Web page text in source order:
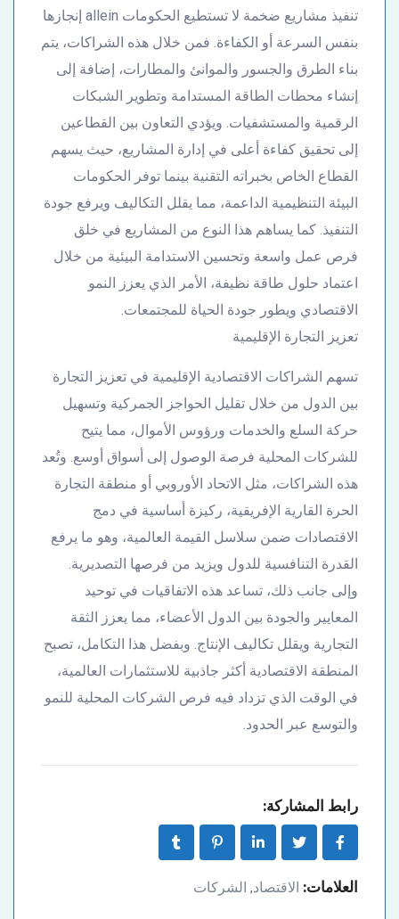
تنفيذ مشاريع ضخمة لا تستطيع الحكومات allein إنجازها
بنفس السرعة أو الكفاءة. فمن خلال هذه الشراكات، يتم
بناء الطرق والجسور والموانئ والمطارات، إضافة إلى
إنشاء محطات الطاقة المستدامة وتطوير الشبكات
الرقمية والمستشفيات. ويؤدي التعاون بين القطاعين
إلى تحقيق كفاءة أعلى في إدارة المشاريع، حيث يسهم
القطاع الخاص بخبراته التقنية بينما توفر الحكومات
البيئة التنظيمية الداعمة، مما يقلل التكاليف ويرفع جودة
التنفيذ. كما يساهم هذا النوع من المشاريع في خلق
فرص عمل واسعة وتحسين الاستدامة البيئية من خلال
اعتماد حلول طاقة نظيفة، الأمر الذي يعزز النمو
الاقتصادي ويطور جودة الحياة للمجتمعات.
تعزيز التجارة الإقليمية
تسهم الشراكات الاقتصادية الإقليمية في تعزيز التجارة
بين الدول من خلال تقليل الحواجز الجمركية وتسهيل
حركة السلع والخدمات ورؤوس الأموال، مما يتيح
للشركات المحلية فرصة الوصول إلى أسواق أوسع. وتُعد
هذه الشراكات، مثل الاتحاد الأوروبي أو منطقة التجارة
الحرة القارية الإفريقية، ركيزة أساسية في دمج
الاقتصادات ضمن سلاسل القيمة العالمية، وهو ما يرفع
القدرة التنافسية للدول ويزيد من فرصها التصديرية.
وإلى جانب ذلك، تساعد هذه الاتفاقيات في توحيد
المعايير والجودة بين الدول الأعضاء، مما يعزز الثقة
التجارية ويقلل تكاليف الإنتاج. وبفضل هذا التكامل، تصبح
المنطقة الاقتصادية أكثر جاذبية للاستثمارات العالمية،
في الوقت الذي تزداد فيه فرص الشركات المحلية للنمو
والتوسع عبر الحدود.
رابط المشاركة:
العلامات: الاقتصاد, الشركات